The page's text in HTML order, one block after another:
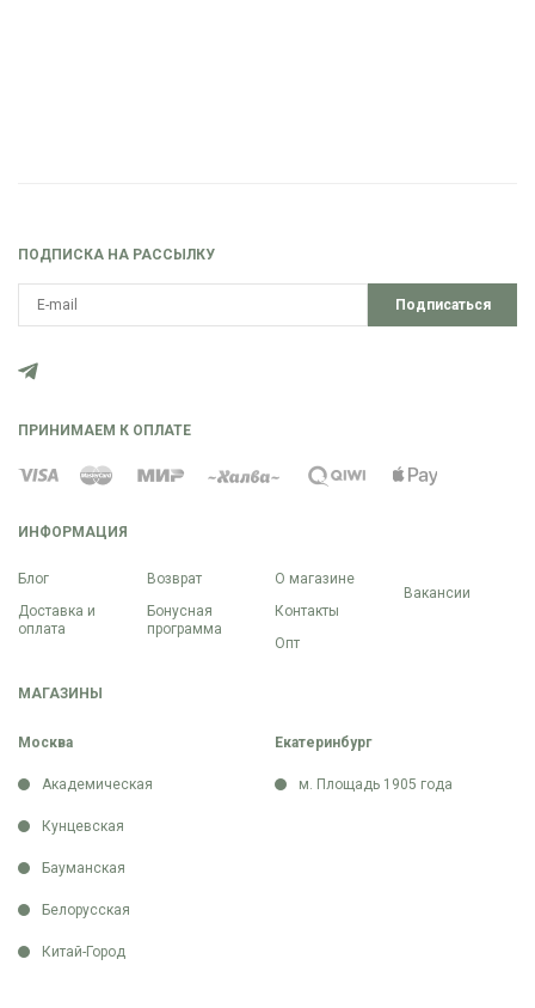
ИНФОРМАЦИЯ
Блог
Доставка и
оплата
Возврат
Бонусная
программа
О магазине
Контакты
Опт
Вакансии
МАГАЗИНЫ
Москва
Академическая
Кунцевская
Бауманская
Белорусская
Китай-Город
Екатеринбург
м. Площадь 1905 года
ПОДПИСКА НА РАССЫЛКУ
Подписаться
ПРИНИМАЕМ К ОПЛАТЕ